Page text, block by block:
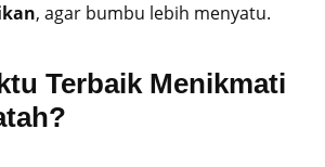
, agar bumbu lebih menyatu.
Terbaik Menikmati